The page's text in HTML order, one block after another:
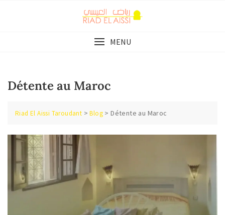
MENU
Détente au Maroc
Riad El Aissi Taroudant >Blog >Détente au Maroc